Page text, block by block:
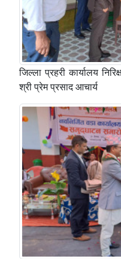
जिल्ला प्रहरी कार्यालय
श्री प्रेम प्रसाद आचार्य